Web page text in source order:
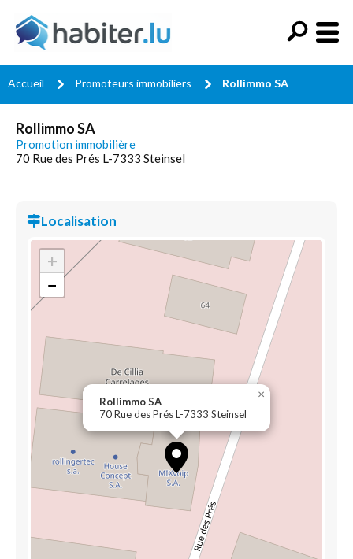
Accueil Promoteurs immobiliers Rollimmo SA
Rollimmo SA
Promotion immobilière
70 Rue des Prés L-7333 Steinsel
Localisation
Rollimmo SA
70 Rue des Prés L-7333 Steinsel
×
+
−